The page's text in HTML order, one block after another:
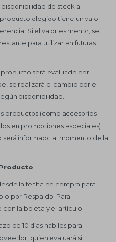
disponibilidad de stock al
elegido tiene un valor
Si el valor es menor, se
para utilizar en futuras
producto será evaluado por
se realizará el cambio por el
disponibilidad.
productos (como accesorios
en promociones especiales)
informado al momento de la
la fecha de compra para
por Respaldo. Para
la boleta y el artículo.
de 10 días hábiles para
quien evaluará si